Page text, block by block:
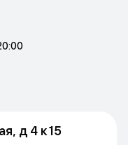
театра
сказка». Главная
сказка Гофмана
истории для
активно
д 4 к 15